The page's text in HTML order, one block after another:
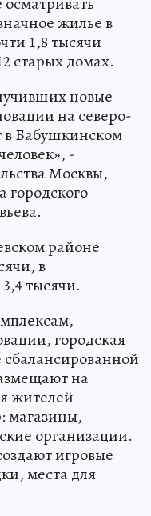
жилье в
1,8 тысячи
старых домах.
новые
на северо-
в Бабушкинском
-
Москвы,
городского
районе
в
тысячи.
городская
сбалансированной
на
жителей
магазины,
организации.
игровые
места для